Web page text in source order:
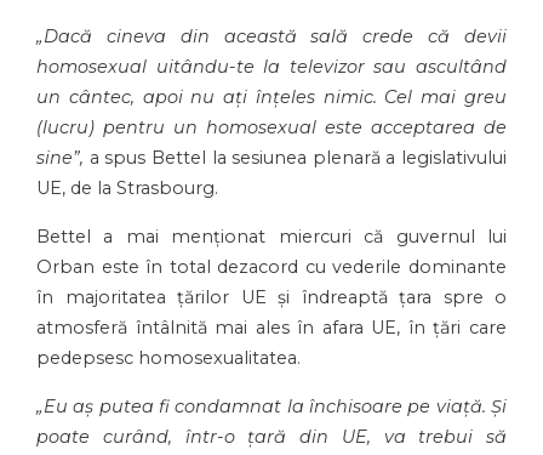
„Dacă cineva din această sală crede că devii
homosexual uitându-te la televizor sau ascultând
un cântec, apoi nu ați înțeles nimic. Cel mai greu
(lucru) pentru un homosexual este acceptarea de
sine”, a spus Bettel la sesiunea plenară a legislativului
UE, de la Strasbourg.
Bettel a mai menționat miercuri că guvernul lui
Orban este în total dezacord cu vederile dominante
în majoritatea țărilor UE și îndreaptă țara spre o
atmosferă întâlnită mai ales în afara UE, în țări care
pedepsesc homosexualitatea.
„Eu aș putea fi condamnat la închisoare pe viață. Și
poate curând, într-o țară din UE, va trebui să